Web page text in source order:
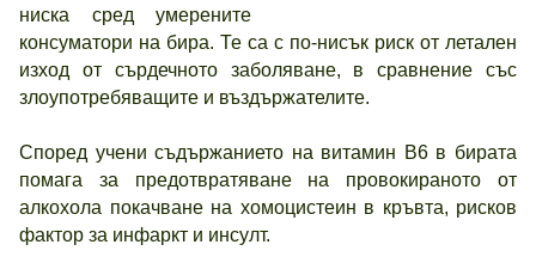
ниска сред умерените
консуматори на бира. Те са с по-нисък риск от летален
изход от сърдечното заболяване, в сравнение със
злоупотребяващите и въздържателите.
Според учени съдържанието на витамин В6 в бирата
помага за предотвратяване на провокираното от
алкохола покачване на хомоцистеин в кръвта, рисков
фактор за инфаркт и инсулт.